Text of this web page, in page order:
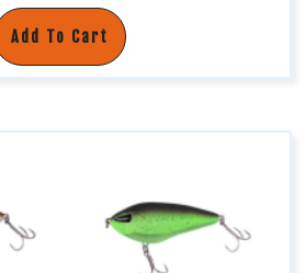
Add To Cart